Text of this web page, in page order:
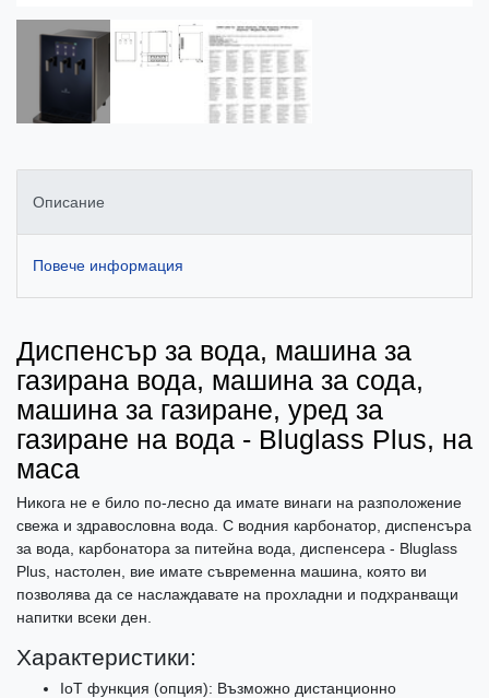
Описание
Повече информация
Диспенсър за вода, машина за
газирана вода, машина за сода,
машина за газиране, уред за
газиране на вода - Bluglass Plus, на
маса
Никога не е било по-лесно да имате винаги на разположение
свежа и здравословна вода. С водния карбонатор, диспенсъра
за вода, карбонатора за питейна вода, диспенсера - Bluglass
Plus, настолен, вие имате съвременна машина, която ви
позволява да се наслаждавате на прохладни и подхранващи
напитки всеки ден.
Характеристики:
IoT функция (опция): Възможно дистанционно